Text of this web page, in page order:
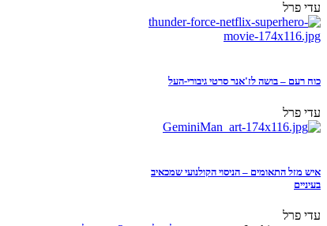
עדי פרל
כוח רעם – בושה לז'אנר סרטי גיבורי-העל
עדי פרל
איש מזל התאומים – הניסוי הקולנועי שמכאיב
בעיניים
עדי פרל